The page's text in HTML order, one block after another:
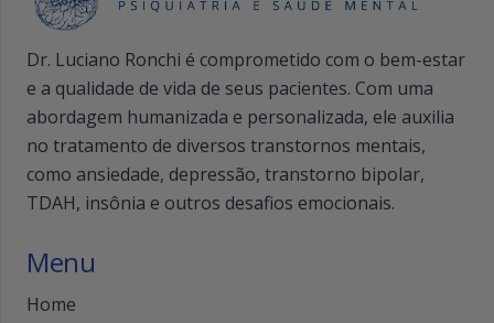
Dr. Luciano Ronchi é comprometido com o bem-estar
e a qualidade de vida de seus pacientes. Com uma
abordagem humanizada e personalizada, ele auxilia
no tratamento de diversos transtornos mentais,
como ansiedade, depressão, transtorno bipolar,
TDAH, insônia e outros desafios emocionais.
Menu
Home